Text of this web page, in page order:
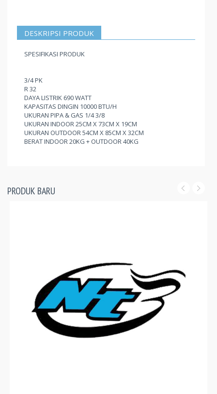
DESKRIPSI PRODUK
SPESIFIKASI PRODUK
3/4 PK
R 32
DAYA LISTRIK 690 WATT
KAPASITAS DINGIN 10000 BTU/H
UKURAN PIPA & GAS 1/4 3/8
UKURAN INDOOR 25CM X 73CM X 19CM
UKURAN OUTDOOR 54CM X 85CM X 32CM
BERAT INDOOR 20KG + OUTDOOR 40KG
PRODUK BARU